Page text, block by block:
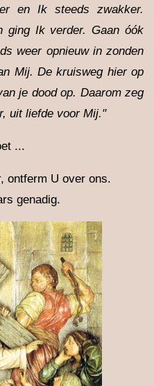
en Ik steeds zwakker.
ging Ik verder. Gaan óók
weer opnieuw in zonden
Mij. De kruisweg hier op
je dood op. Daarom zeg
uit liefde voor Mij."
...
ontferm U over ons.
genadig.